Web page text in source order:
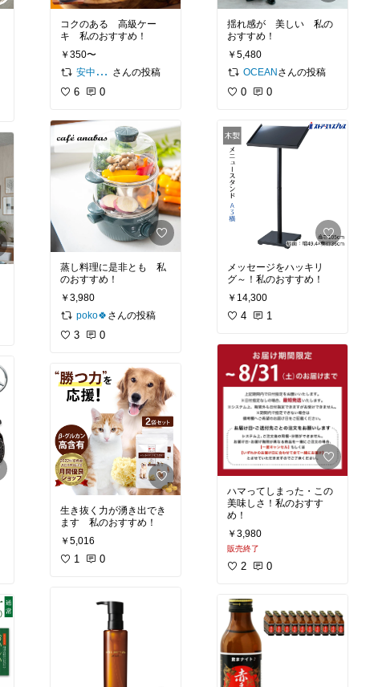
コクのある 高級ケー
キ 私のおすすめ！
￥350〜
安中亜美 - ami -
さんの投稿
6 0
蒸し料理に是非とも 私
のおすすめ！
￥3,980
poko🍀 さんの投稿
3 0
生き抜く力が湧き出でき
ます 私のおすすめ！
￥5,016
1 0
揺れ感が 美しい 私の
おすすめ！
￥5,480
OCEAN さんの投稿
0 0
メッセージをハッキリ
グ～！私のおすすめ！
￥14,300
4 1
ハマってしまった・この
美味しさ！私のおすす
め！
￥3,980
販売終了
2 0